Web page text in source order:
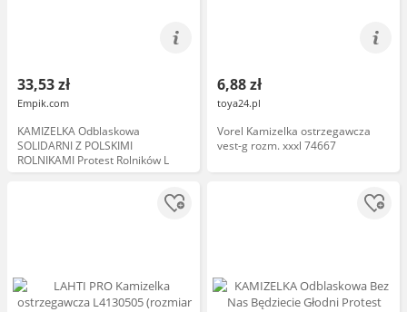
33,53 zł
Empik.com
KAMIZELKA Odblaskowa
SOLIDARNI Z POLSKIMI
ROLNIKAMI Protest Rolników L
6,88 zł
toya24.pl
Vorel Kamizelka ostrzegawcza
vest-g rozm. xxxl 74667